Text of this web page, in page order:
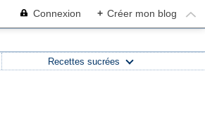
Connexion + Créer mon blog
Recettes sucrées